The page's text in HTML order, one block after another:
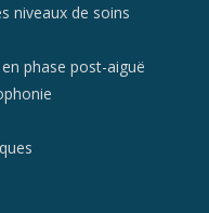
niveaux de soins
phase post-aiguë